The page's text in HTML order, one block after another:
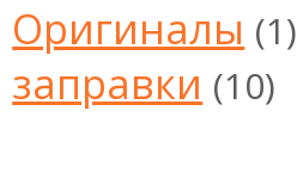
Оригиналы (1)
заправки (10)